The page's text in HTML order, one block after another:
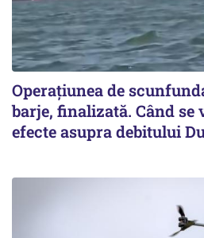
Operațiunea de
barje, finalizată. Când se
efecte asupra debitului